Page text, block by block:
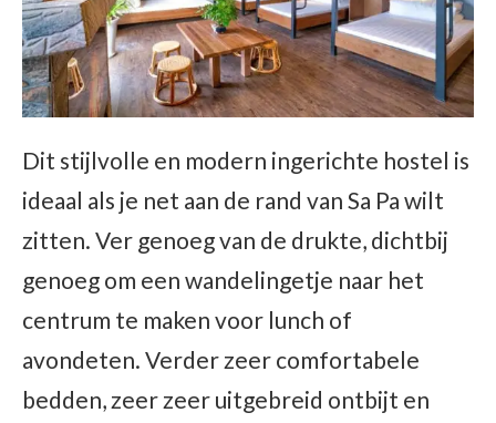
Dit stijlvolle en modern ingerichte hostel is
ideaal als je net aan de rand van Sa Pa wilt
zitten. Ver genoeg van de drukte, dichtbij
genoeg om een wandelingetje naar het
centrum te maken voor lunch of
avondeten. Verder zeer comfortabele
bedden, zeer zeer uitgebreid ontbijt en